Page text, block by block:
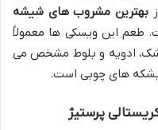
بهترین مشروب های شیشه
طعم این ویسکی ها معمولاً
ادویه و بلوط مشخص می
های چوبی است.